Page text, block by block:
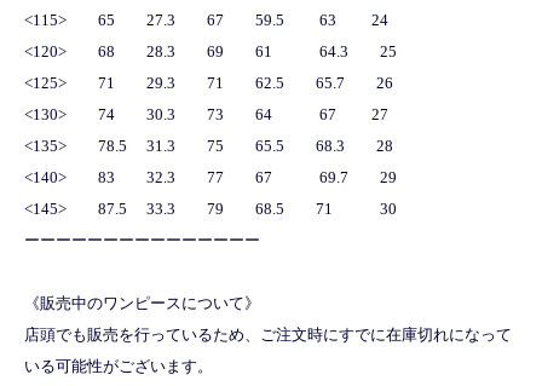
<115> 65 27.3 67 59.5 63 24
<120> 68 28.3 69 61 64.3 25
<125> 71 29.3 71 62.5 65.7 26
<130> 74 30.3 73 64 67 27
<135> 78.5 31.3 75 65.5 68.3 28
<140> 83 32.3 77 67 69.7 29
<145> 87.5 33.3 79 68.5 71 30
ーーーーーーーーーーーーーーー
《販売中のワンピースについて》
店頭でも販売を行っているため、ご注文時にすでに在庫切れになって
いる可能性がございます。